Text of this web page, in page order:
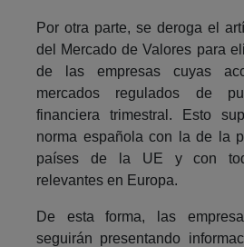
Por otra parte, se deroga el
del Mercado de Valores para
de las empresas cuyas
mercados regulados de
financiera trimestral. Esto
norma española con la de la
países de la UE y con
relevantes en Europa.
De esta forma, las
seguirán presentando